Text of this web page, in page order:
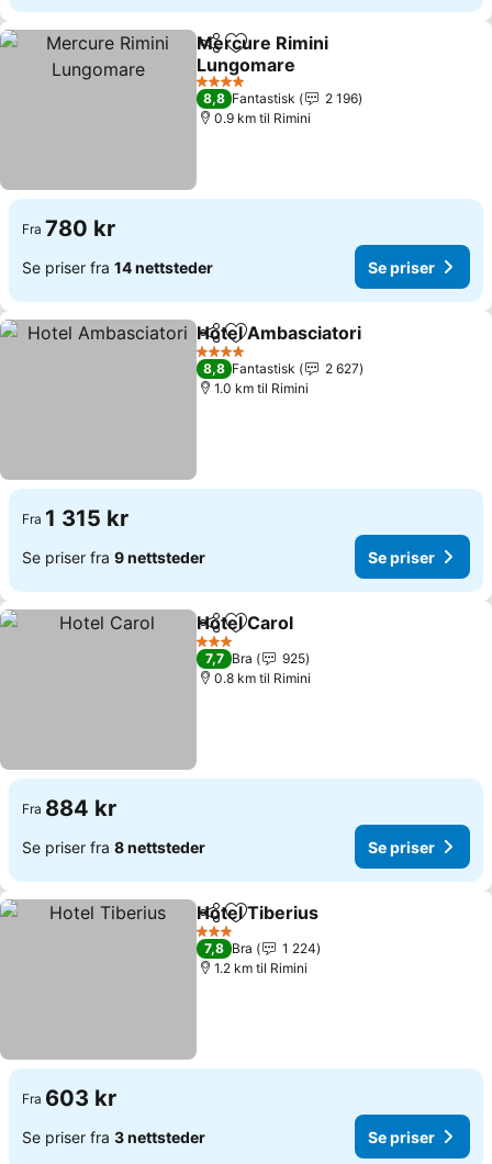
Del Legg til i favoritter
Mercure Rimini
Lungomare
Se priser
4 Stjerner
8,8 Fantastisk
2 196
0.9 km til Rimini
Fra 780 kr
Se priser fra 14 nettsteder Se priser
Del Legg til i favoritter
Hotel Ambasciatori
4 Stjerner
8,8 Fantastisk
2 627
1.0 km til Rimini
Fra 1 315 kr
Se priser fra 9 nettsteder Se priser
Del Legg til i favoritter
Hotel Carol
3 Stjerner
7,7 Bra
925
0.8 km til Rimini
Fra 884 kr
Se priser fra 8 nettsteder Se priser
Del Legg til i favoritter
Hotel Tiberius
3 Stjerner
7,8 Bra
1 224
1.2 km til Rimini
Fra 603 kr
Se priser fra 3 nettsteder Se priser